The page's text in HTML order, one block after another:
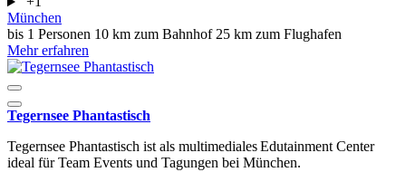
München
bis 1 Personen 10 km zum Bahnhof 25 km zum Flughafen
Mehr erfahren
Tegernsee Phantastisch
Tegernsee Phantastisch ist als multimediales Edutainment Center
ideal für Team Events und Tagungen bei München.